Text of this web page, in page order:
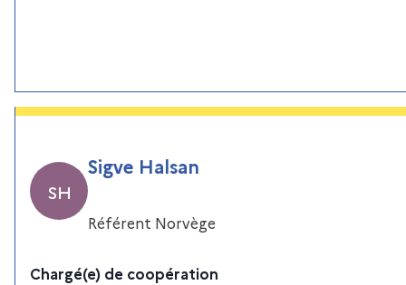
SH
Sigve Halsan
Référent Norvège
Chargé(e) de coopération